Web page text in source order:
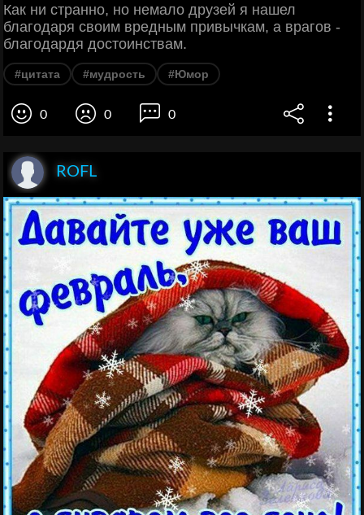
Как ни странно, но немало друзей я нашел
благодаря своим вредным привычкам, а врагов -
благодардя достоинствам.
#цитата #мудрость #Юмор
0 0 0
ROFL